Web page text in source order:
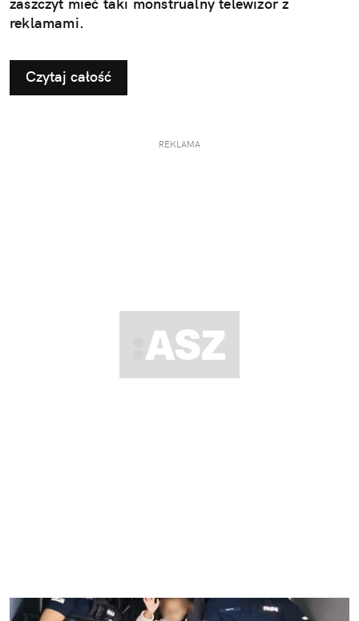
zaszczyt mieć taki monstrualny telewizor z
reklamami.
Czytaj całość
REKLAMA